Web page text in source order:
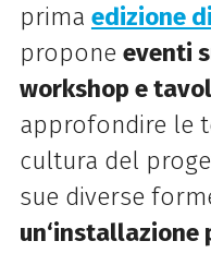
prima edizione
propone eventi
workshop e
approfondire le
cultura del
sue diverse